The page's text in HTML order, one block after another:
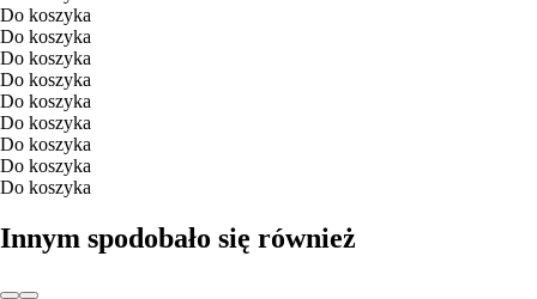
Do koszyka
Do koszyka
Do koszyka
Do koszyka
Do koszyka
Do koszyka
Do koszyka
Do koszyka
Do koszyka
Innym spodobało się również